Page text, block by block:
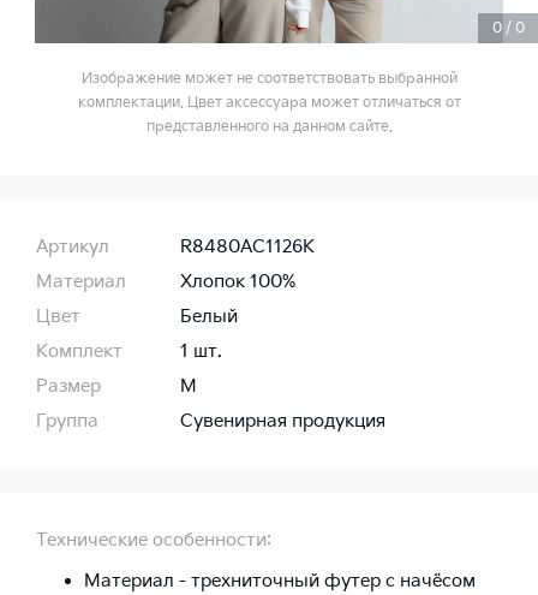
0/ 0
Изображение может не соответствовать выбранной
комплектации. Цвет аксессуара может отличаться от
представленного на данном сайте.
Артикул
R8480AC1126K
Материал
Хлопок 100%
Цвет
Белый
Комплект
1 шт.
Размер
M
Группа
Сувенирная продукция
Технические особенности:
Материал - трехниточный футер с начёсом